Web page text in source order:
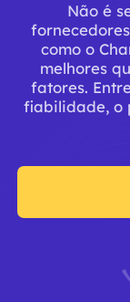
Não é
como o
melhores
fatores.
fiabilidade, o